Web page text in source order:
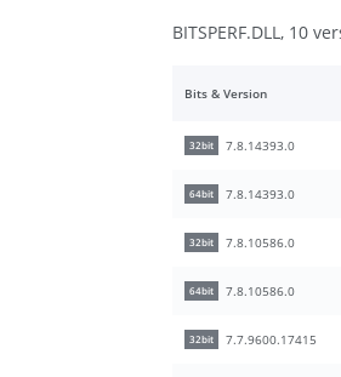
BITSPERF.DLL, 10
Bits & Version
32bit 7.8.14393.0
64bit 7.8.14393.0
32bit 7.8.10586.0
64bit 7.8.10586.0
32bit 7.7.9600.17415